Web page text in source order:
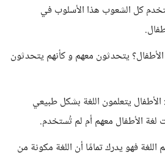
normal...
كل الشعوب هذا الأسلوب في
يتحدثون معهم و كأنهم يتحدثون
يتعلمون اللغة بشكل طبيعي
الأطفال معهم أم لم تُستخدم.
اللغة فهو يدرك تمامًا أن اللغة مكونة من